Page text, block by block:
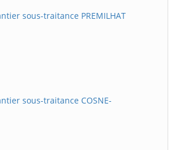
sous-traitance PREMILHAT
sous-traitance COSNE-